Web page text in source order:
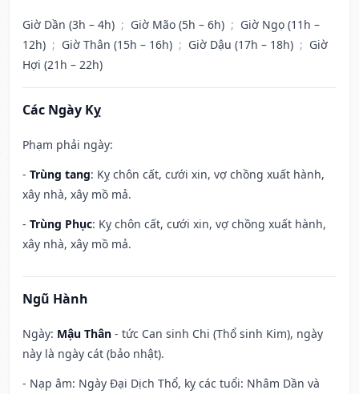
Giờ Dần (3h – 4h) ; Giờ Mão (5h – 6h) ; Giờ Ngọ (11h –
12h) ; Giờ Thân (15h – 16h) ; Giờ Dậu (17h – 18h) ; Giờ
Hợi (21h – 22h)
Các Ngày Kỵ
Phạm phải ngày:
- Trùng tang: Kỵ chôn cất, cưới xin, vợ chồng xuất hành,
xây nhà, xây mồ mả.
- Trùng Phục: Kỵ chôn cất, cưới xin, vợ chồng xuất hành,
xây nhà, xây mồ mả.
Ngũ Hành
Ngày: Mậu Thân - tức Can sinh Chi (Thổ sinh Kim), ngày
này là ngày cát (bảo nhật).
- Nạp âm: Ngày Đại Dịch Thổ, kỵ các tuổi: Nhâm Dần và